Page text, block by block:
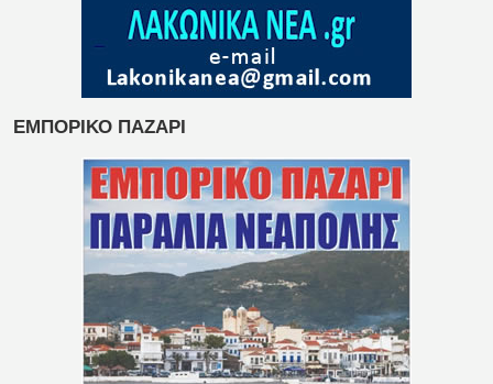
ΕΜΠΟΡΙΚΟ ΠΑΖΑΡΙ